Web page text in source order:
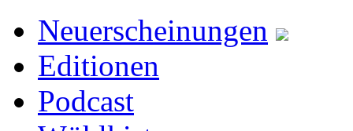
Neuerscheinungen
Editionen
Podcast